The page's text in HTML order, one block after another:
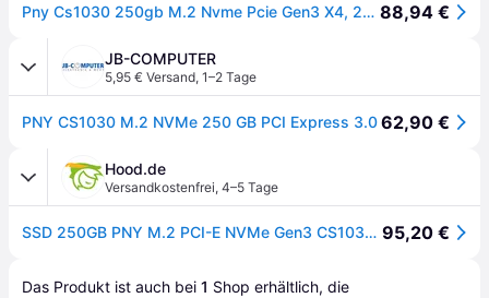
Pny Cs1030 250gb M.2 Nvme Pcie Gen3 X4, 2500mb/s Read Speed, 1100mb/s Write Spee 88,94 €
JB-COMPUTER
5,95 € Versand, 1–2 Tage
PNY CS1030 M.2 NVMe 250 GB PCI Express 3.062,90 €
Hood.de
Versandkostenfrei, 4–5 Tage
SSD 250GB PNY M.2 PCI-E NVMe Gen3 CS1030 retail 95,20 €
Das Produkt ist auch bei 1 Shop erhältlich, die